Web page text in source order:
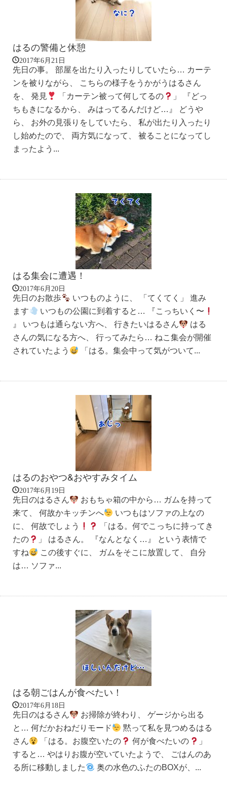
はるの警備と休憩
2017年6月21日
先日の事。 部屋を出たり入ったりしていたら… カーテ
ンを被りながら、 こちらの様子をうかがうはるさん
を、 発見
「カーテン被って何してるの
」 『どっ
ちもきになるから、 みはってるんだけど…』 どうや
ら、 お外の見張りをしていたら、 私が出たり入ったり
し始めたので、 両方気になって、 被ることになってし
まったよう...
はる集会に遭遇！
2017年6月20日
先日のお散歩
いつものように、 「てくてく」 進み
ます
いつもの公園に到着すると… 『こっちいく〜
』 いつもは通らない方へ、 行きたいはるさん
はる
さんの気になる方へ、 行ってみたら… ねこ集会が開催
されていたよう
「はる。集会中って気がついて...
はるのおやつ&おやすみタイム
2017年6月19日
先日のはるさん
おもちゃ箱の中から… ガムを持って
来て、 何故かキッチンへ
いつもはソファの上なの
に、 何故でしょう
「はる。何でこっちに持ってき
たの
」 はるさん。 『なんとなく…』 という表情で
すね
この後すぐに、 ガムをそこに放置して、 自分
は… ソファ...
はる朝ごはんが食べたい！
2017年6月18日
先日のはるさん
お掃除が終わり、 ゲージから出る
と… 何だかおねだりモード
黙って私を見つめるはる
さん
「はる。お腹空いたの 何が食べたいの
」
すると… やはりお腹が空いていたようで、 ごはんのあ
る所に移動しました
奥の水色のふたのBOXが、...